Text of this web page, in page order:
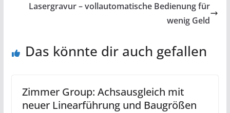
Lasergravur – vollautomatische Bedienung für
wenig Geld
Das könnte dir auch gefallen
Zimmer Group: Achsausgleich mit
neuer Linearführung und Baugrößen